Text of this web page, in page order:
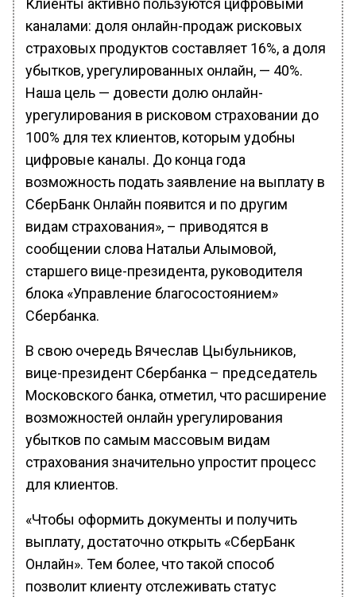
Клиенты активно пользуются цифровыми
каналами: доля онлайн-продаж рисковых
страховых продуктов составляет 16%, а доля
убытков, урегулированных онлайн, — 40%.
Наша цель — довести долю онлайн-
урегулирования в рисковом страховании до
100% для тех клиентов, которым удобны
цифровые каналы. До конца года
возможность подать заявление на выплату в
СберБанк Онлайн появится и по другим
видам страхования», – приводятся в
сообщении слова Натальи Алымовой,
старшего вице-президента, руководителя
блока «Управление благосостоянием»
Сбербанка.
В свою очередь Вячеслав Цыбульников,
вице-президент Сбербанка – председатель
Московского банка, отметил, что расширение
возможностей онлайн урегулирования
убытков по самым массовым видам
страхования значительно упростит процесс
для клиентов.
«Чтобы оформить документы и получить
выплату, достаточно открыть «СберБанк
Онлайн». Тем более, что такой способ
позволит клиенту отслеживать статус